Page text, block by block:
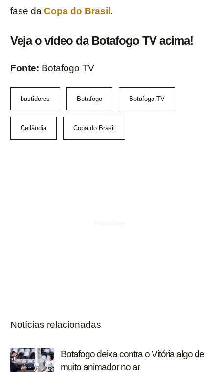
fase da Copa do Brasil .
Veja o vídeo da Botafogo TV acima!
Fonte: Botafogo TV
bastidores Botafogo Botafogo TV
Ceilândia Copa do Brasil
Notícias relacionadas
Botafogo deixa contra o Vitória algo de
muito animador no ar